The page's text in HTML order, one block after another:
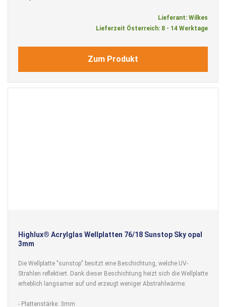
Lieferant: Wilkes
Lieferzeit Österreich: 8 - 14 Werktage
Zum Produkt
Highlux® Acrylglas Wellplatten 76/18 Sunstop Sky opal
3mm
Die Wellplatte "sunstop" besitzt eine Beschichtung, welche UV-
Strahlen reflektiert. Dank dieser Beschichtung heizt sich die Wellplatte
erheblich langsamer auf und erzeugt weniger Abstrahlwärme.
- Plattenstärke: 3mm